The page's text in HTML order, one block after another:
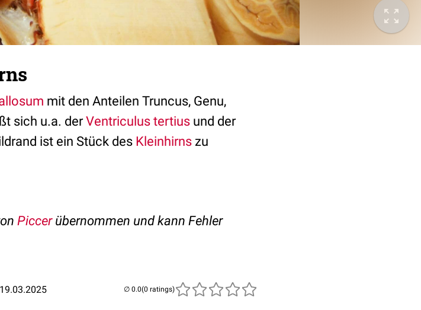
mit den Anteilen Truncus, Genu,
sich u.a. derVentriculus tertius und der
ist ein Stück des Kleinhirns zu
Piccerübernommen und kann Fehler
19.03.2025 (0 ratings)